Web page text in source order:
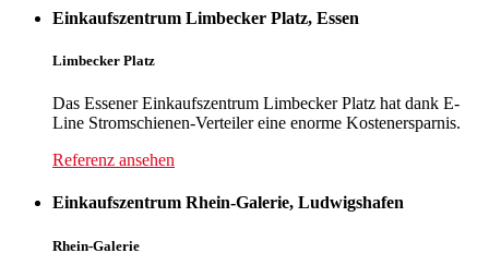
Einkaufszentrum Limbecker Platz, Essen
Limbecker Platz
Das Essener Einkaufszentrum Limbecker Platz hat dank E-
Line Stromschienen-Verteiler eine enorme Kostenersparnis.
Referenz ansehen
Einkaufszentrum Rhein-Galerie, Ludwigshafen
Rhein-Galerie